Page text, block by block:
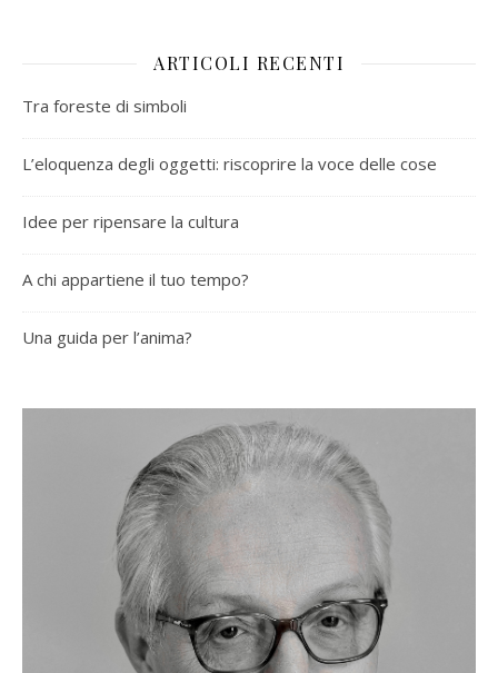
ARTICOLI RECENTI
Tra foreste di simboli
L’eloquenza degli oggetti: riscoprire la voce delle cose
Idee per ripensare la cultura
A chi appartiene il tuo tempo?
Una guida per l’anima?